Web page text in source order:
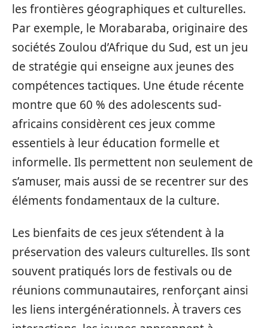
les frontières géographiques et culturelles.
Par exemple, le Morabaraba, originaire des
sociétés Zoulou d’Afrique du Sud, est un jeu
de stratégie qui enseigne aux jeunes des
compétences tactiques. Une étude récente
montre que 60 % des adolescents sud-
africains considèrent ces jeux comme
essentiels à leur éducation formelle et
informelle. Ils permettent non seulement de
s’amuser, mais aussi de se recentrer sur des
éléments fondamentaux de la culture.
Les bienfaits de ces jeux s’étendent à la
préservation des valeurs culturelles. Ils sont
souvent pratiqués lors de festivals ou de
réunions communautaires, renforçant ainsi
les liens intergénérationnels. À travers ces